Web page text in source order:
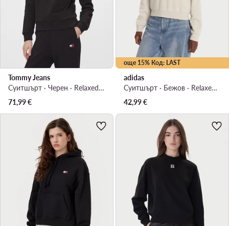
Tommy Jeans
Суитшърт · Черен · Relaxed Fit
71,99€
още 15% Код: LAST
adidas
Суитшърт · Бежов · Relaxed Fit
42,99€